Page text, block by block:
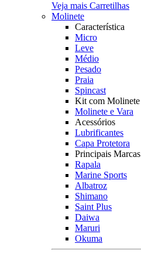
Veja mais Carretilhas
Molinete
Característica
Micro
Leve
Médio
Pesado
Praia
Spincast
Kit com Molinete
Molinete e Vara
Acessórios
Lubrificantes
Capa Protetora
Principais Marcas
Rapala
Marine Sports
Albatroz
Shimano
Saint Plus
Daiwa
Maruri
Okuma